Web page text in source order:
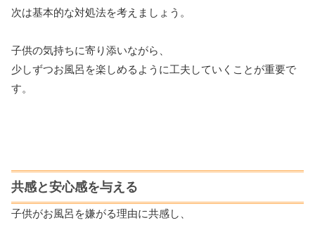
次は基本的な対処法を考えましょう。
子供の気持ちに寄り添いながら、
少しずつお風呂を楽しめるように工夫していくことが重要で
す。
共感と安心感を与える
子供がお風呂を嫌がる理由に共感し、